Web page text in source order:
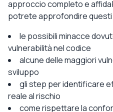
approccio completo e
potrete approfondire questi
le possibili minacce
vulnerabilità nel codice
alcune delle maggiori
sviluppo
gli step per identificare
reale al rischio
come rispettare la